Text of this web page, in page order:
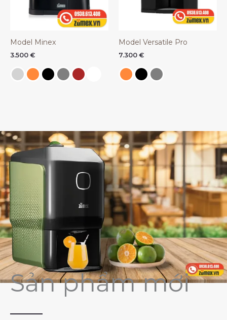
Model Minex
3.500 €
Model Versatile Pro
7.300 €
Sản phẩm mới